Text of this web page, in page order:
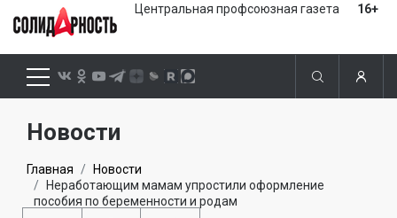
Центральная профсоюзная газета 16+
Новости
Главная
Новости
Неработающим мамам упростили оформление
пособия по беременности и родам